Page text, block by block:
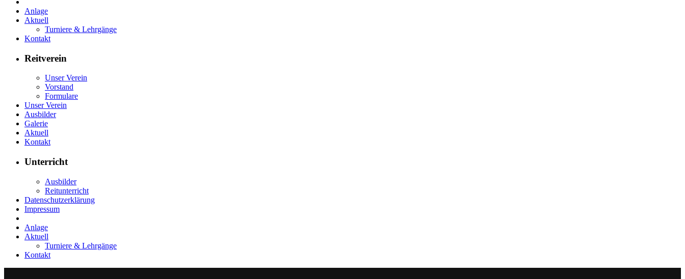
Anlage
Aktuell
Turniere & Lehrgänge
Kontakt
Reitverein
Unser Verein
Vorstand
Formulare
Unser Verein
Ausbilder
Galerie
Aktuell
Kontakt
Unterricht
Ausbilder
Reitunterricht
Datenschutzerklärung
Impressum
Anlage
Aktuell
Turniere & Lehrgänge
Kontakt